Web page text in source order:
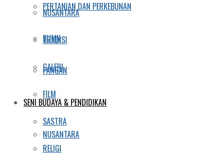
NUSANTARA
TRADISI
GALERI
FILM
SASTRA
RELIGI
PERTANIAN DAN PERKEBUNAN
BUMN
PANGAN
SENI BUDAYA & PENDIDIKAN
NUSANTARA